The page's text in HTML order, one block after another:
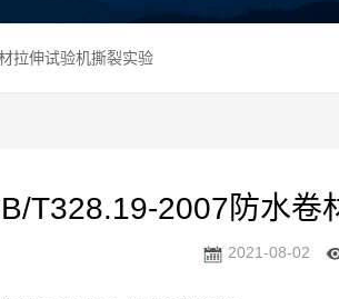
拉伸试验机撕裂实验
T328.19-2007防水卷
2021-08-02